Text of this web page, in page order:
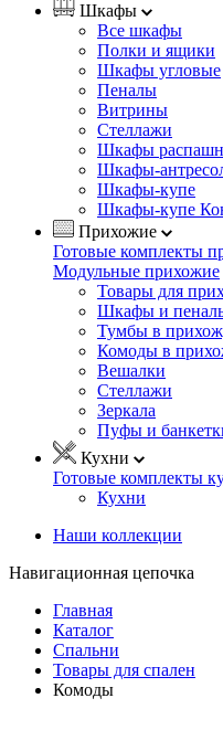
Шкафы
Все шкафы
Полки и ящики
Шкафы угловые
Пеналы
Витрины
Стеллажи
Шкафы
Шкафы-
Шкафы-купе
Шкафы-купе
Прихожие
Готовые комплекты
Модульные прихожие
Товары для
Шкафы и
Тумбы в
Комоды в
Вешалки
Стеллажи
Зеркала
Пуфы и
Кухни
Готовые комплекты
Кухни
Наши коллекции
Навигационная цепочка
Главная
Каталог
Спальни
Товары для спален
Комоды